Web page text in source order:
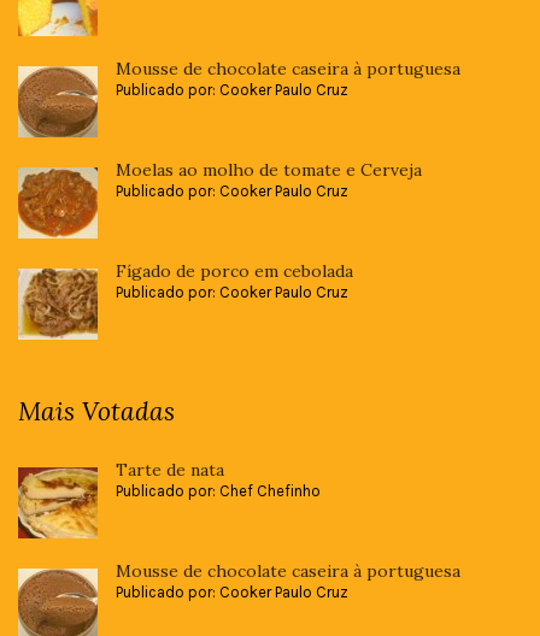
Mousse de chocolate caseira à portuguesa
Publicado por: Cooker Paulo Cruz
Moelas ao molho de tomate e Cerveja
Publicado por: Cooker Paulo Cruz
Fígado de porco em cebolada
Publicado por: Cooker Paulo Cruz
Mais Votadas
Tarte de nata
Publicado por: Chef Chefinho
Mousse de chocolate caseira à portuguesa
Publicado por: Cooker Paulo Cruz